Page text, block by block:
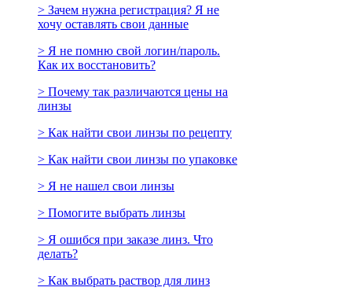
> Зачем нужна регистрация? Я не
хочу оставлять свои данные
> Я не помню свой логин/пароль.
Как их восстановить?
> Почему так различаются цены на
линзы
> Как найти свои линзы по рецепту
> Как найти свои линзы по упаковке
> Я не нашел свои линзы
> Помогите выбрать линзы
> Я ошибся при заказе линз. Что
делать?
> Как выбрать раствор для линз